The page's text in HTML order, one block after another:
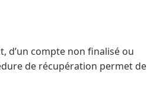
d’un compte non finalisé ou
de récupération permet de